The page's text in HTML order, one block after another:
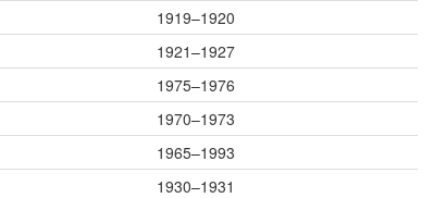
1919–1920
1921–1927
1975–1976
1970–1973
1965–1993
1930–1931